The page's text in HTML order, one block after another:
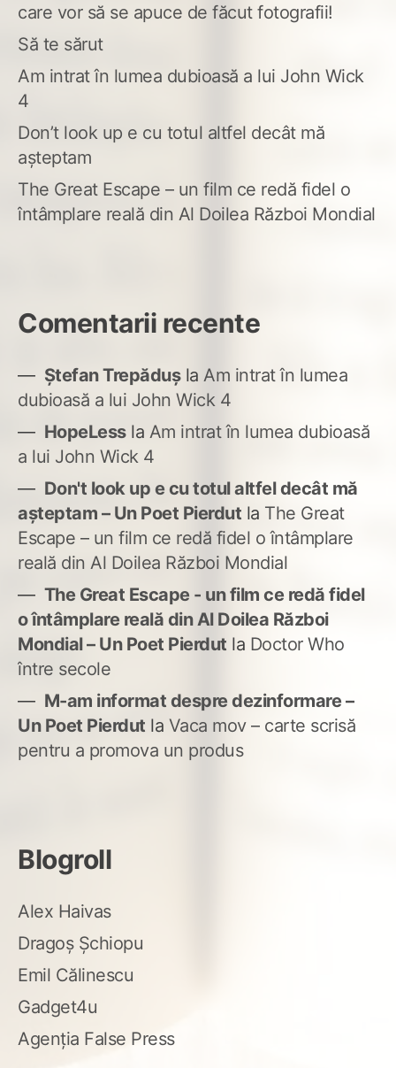
care vor să se apuce de făcut fotografii!
Să te sărut
Am intrat în lumea dubioasă a lui John Wick
4
Don’t look up e cu totul altfel decât mă
așteptam
The Great Escape – un film ce redă fidel o
întâmplare reală din Al Doilea Război Mondial
Comentarii recente
Ștefan Trepădușla Am intrat în lumea
dubioasă a lui John Wick 4
HopeLessla Am intrat în lumea dubioasă
a lui John Wick 4
Don't look up e cu totul altfel decât mă
așteptam – Un Poet Pierdut la The Great
Escape – un film ce redă fidel o întâmplare
reală din Al Doilea Război Mondial
The Great Escape - un film ce redă fidel
o întâmplare reală din Al Doilea Război
Mondial – Un Poet Pierdut la Doctor Who
între secole
M-am informat despre dezinformare –
Un Poet Pierdut la Vaca mov – carte scrisă
pentru a promova un produs
Blogroll
Alex Haivas
Dragoș Șchiopu
Emil Călinescu
Gadget4u
Agenția False Press